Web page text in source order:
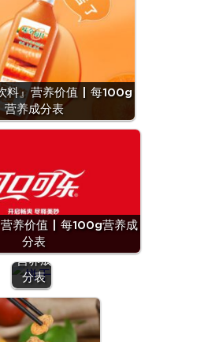
料』营养价值 | 每100g
营养成分表
营养价值 | 每100g营养成
分表
(均
值)』
营养价
值 | 每
100g
营养成
分表